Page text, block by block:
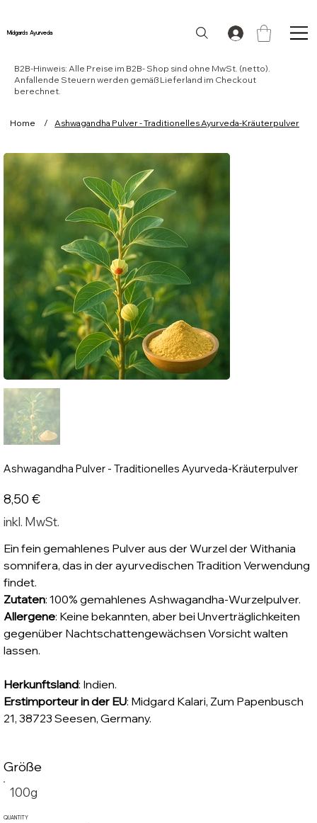
Midgards Ayurveda
Home / Ashwagandha Pulver - Traditionelles Ayurveda-Kräuterpulver
Ashwagandha Pulver - Traditionelles Ayurveda-Kräuterpulver
Preis
8,50 €
inkl. MwSt.
Ein fein gemahlenes Pulver aus der Wurzel der Withania
somnifera, das in der ayurvedischen Tradition Verwendung
findet.
Zutaten: 100% gemahlenes Ashwagandha-Wurzelpulver.
Allergene: Keine bekannten, aber bei Unverträglichkeiten
gegenüber Nachtschattengewächsen Vorsicht walten
lassen.
Herkunftsland: Indien.
Erstimporteur in der EU: Midgard Kalari, Zum Papenbusch
21, 38723 Seesen, Germany.
100g
Größe
QUANTITY
B2B-Hinweis: Alle Preise im B2B- Shop sind ohne MwSt. (netto).
Anfallende Steuern werden gemäß Lieferland im Checkout
berechnet.